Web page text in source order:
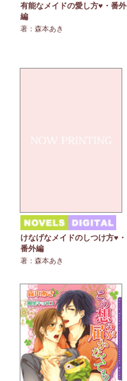
有能なメイドの愛し方♥・番外
編
著：森本あき
けなげなメイドのしつけ方♥・
番外編
著：森本あき